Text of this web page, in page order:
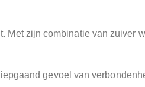
zijn combinatie van zuiver
gevoel van